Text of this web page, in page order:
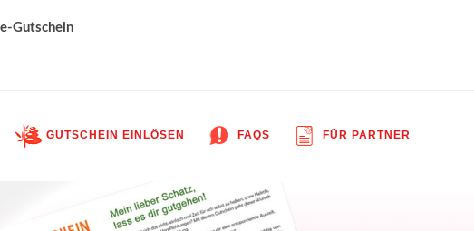
GUTSCHEIN EINLÖSEN FAQS FÜR PARTNER
Gutschein